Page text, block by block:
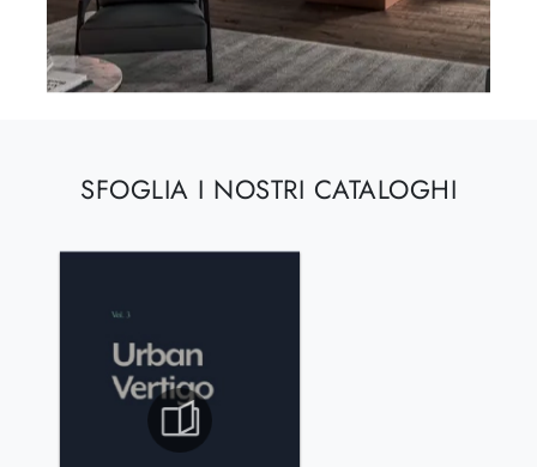
SFOGLIA I NOSTRI CATALOGHI